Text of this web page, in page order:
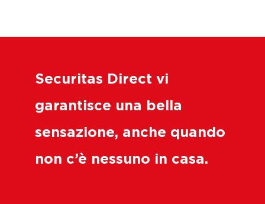
Securitas Direct vi
garantisce una bella
sensazione, anche quando
non c’è nessuno in casa.